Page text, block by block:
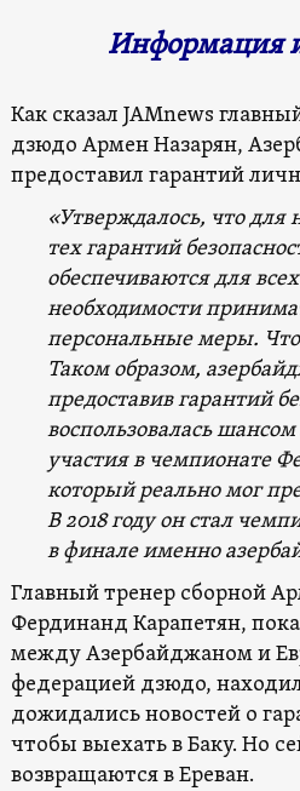
Информация
Как сказал JAMnews
дзюдо Армен Назарян,
предоставил гарантий
«Утверждалось, что для
тех гарантий
обеспечиваются для
необходимости
персональные меры.
Таком образом,
предоставив гарантий
воспользовалась
участия в чемпионате
который реально мог
В 2018 году он стал
в финале именно
Главный тренер сборной
Фердинанд Карапетян,
между Азербайджаном и
федерацией дзюдо,
дожидались новостей о
чтобы выехать в Баку. Но
возвращаются в Ереван.